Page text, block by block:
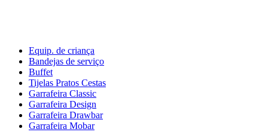
Equip. de criança
Bandejas de serviço
Buffet
Tijelas Pratos Cestas
Garrafeira Classic
Garrafeira Design
Garrafeira Drawbar
Garrafeira Mobar